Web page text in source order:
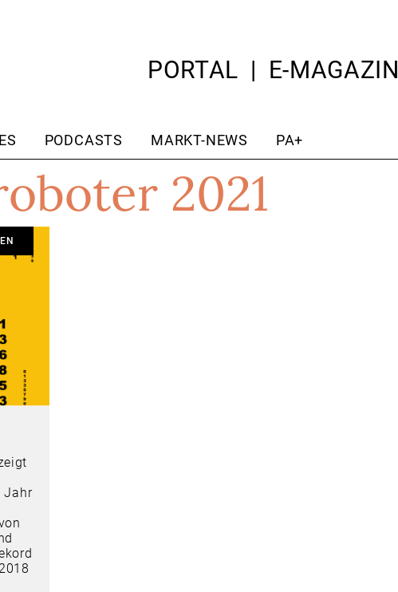
PORTAL E-MAGAZIN
PODCASTS MARKT-NEWS PA+
2021
Jahr